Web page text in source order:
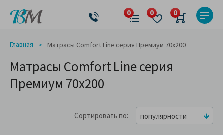
Главная Матрасы Comfort Line серия Премиум 70x200
Матрасы Comfort Line серия
Премиум 70x200
Сортировать по популярности